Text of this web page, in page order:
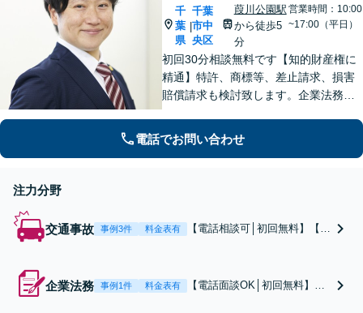
千
葉
県
|
千葉
市中
央区
葭川公園駅
から徒歩5
分
営業時間：10:00
~17:00（平日）
初回30分相談無料です【知的財産権に
精通】特許、商標等、差止請求、損害
賠償請求も検討致します。企業法務・
動産など分野の区別なく、複雑・特殊
な事案でも全力で対応します。千葉県
電話でお問い合わせ
注力分野
交通事故 事例3件 料金表有
【電話相談可│初回無料】【加
め、親身な対応やアフターケ
アに注力しています【死亡事
企業法務 事例1件 料金表有
【電話面談OK│初回無料】